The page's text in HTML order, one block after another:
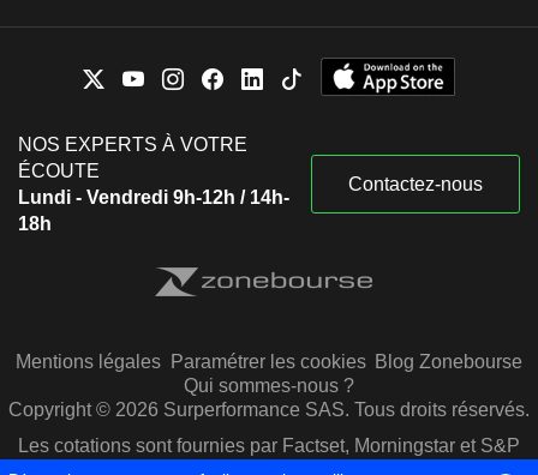
NOS EXPERTS À VOTRE
ÉCOUTE
Lundi - Vendredi 9h-12h / 14h-
18h
Contactez-nous
Mentions légales Paramétrer les cookies Blog Zonebourse
Qui sommes-nous ?
Copyright © 2026 Surperformance SAS. Tous droits réservés.
Les cotations sont fournies par Factset, Morningstar et S&P
Capital IQ